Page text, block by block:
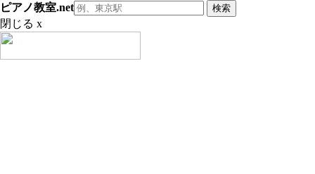
ピアノ教室.net
閉じる x